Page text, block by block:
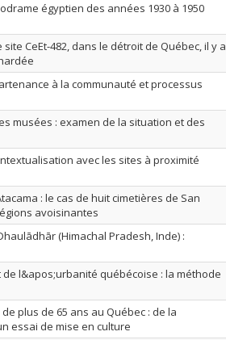
égyptien des années 1930 à 1950
CeEt-482, dans le détroit de Québec, il y a
à la communauté et processus
musées : examen de la situation et des
avec les sites à proximité
: le cas de huit cimetières de San
avoisinantes
(Himachal Pradesh, Inde) :
l&apos;urbanité québécoise : la méthode
plus de 65 ans au Québec : de la
essai de mise en culture